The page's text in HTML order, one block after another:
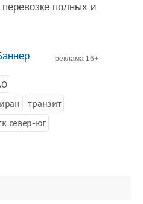
полных и
реклама 16+
иран
транзит
север-юг